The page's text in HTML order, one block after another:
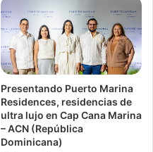
Presentando Puerto Marina
Residences, residencias de
ultra lujo en Cap Cana Marina
– ACN (República
Dominicana)